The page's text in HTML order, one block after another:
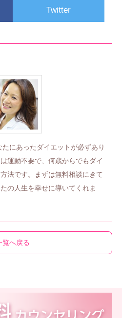
Twitter
にあったダイエットが必ずあり
運動不要で、何歳からでもダイ
法です。まずは無料相談にきて
の人生を幸せに導いてくれま
覧へ戻る